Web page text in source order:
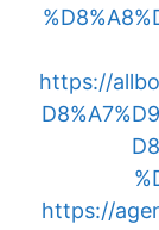
https://
https://